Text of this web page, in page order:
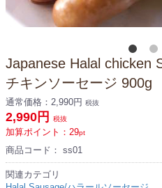
Japanese Halal chicken
チキンソーセージ 900g
通常価格： 2,990円 税抜
2,990円 税抜
加算ポイント： 29pt
商品コード： ss01
関連カテゴリ